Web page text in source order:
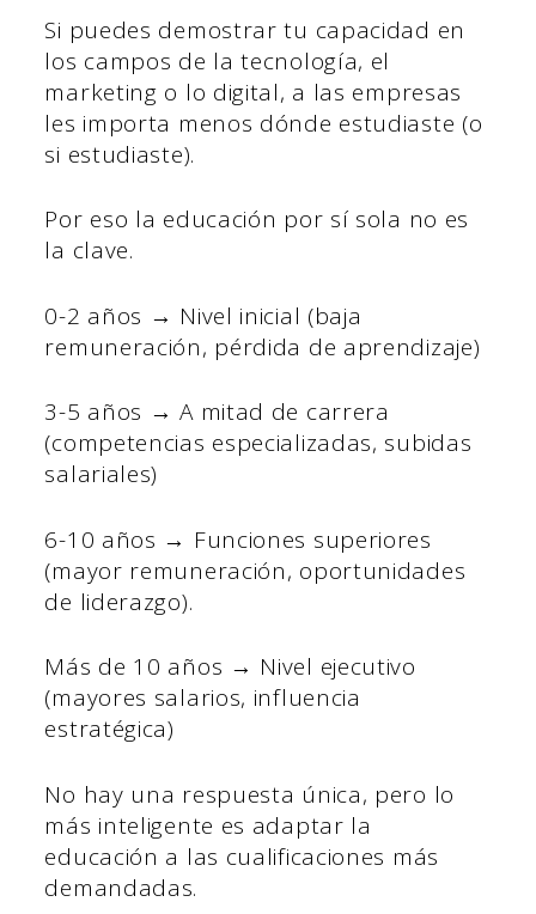
Si puedes demostrar tu capacidad en
los campos de la tecnología, el
marketing o lo digital, a las empresas
les importa menos dónde estudiaste (o
si estudiaste).
Por eso la educación por sí sola no es
la clave.
0-2 años → Nivel inicial (baja
remuneración, pérdida de aprendizaje)
3-5 años → A mitad de carrera
(competencias especializadas, subidas
salariales)
6-10 años → Funciones superiores
(mayor remuneración, oportunidades
de liderazgo).
Más de 10 años → Nivel ejecutivo
(mayores salarios, influencia
estratégica)
No hay una respuesta única, pero lo
más inteligente es adaptar la
educación a las cualificaciones más
demandadas.